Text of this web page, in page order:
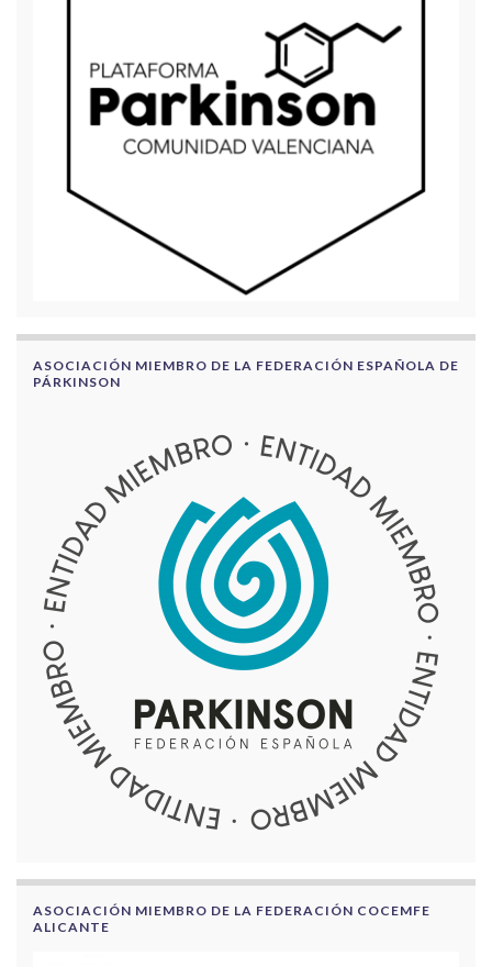
ASOCIACIÓN MIEMBRO DE LA FEDERACIÓN ESPAÑOLA DE
PÁRKINSON
ASOCIACIÓN MIEMBRO DE LA FEDERACIÓN COCEMFE
ALICANTE